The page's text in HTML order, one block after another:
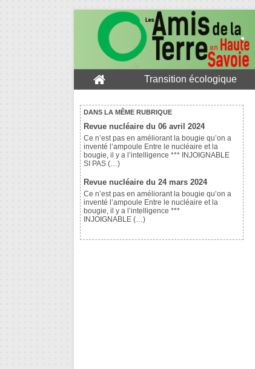
Transition écologique
DANS LA MÊME RUBRIQUE
Revue nucléaire du 06 avril 2024
Ce n’est pas en améliorant la bougie qu’on a
inventé l’ampoule Entre le nucléaire et la
bougie, il y a l’intelligence *** INJOIGNABLE
SI PAS (…)
Revue nucléaire du 24 mars 2024
Ce n’est pas en améliorant la bougie qu’on a
inventé l’ampoule Entre le nucléaire et la
bougie, il y a l’intelligence ***
INJOIGNABLE (…)